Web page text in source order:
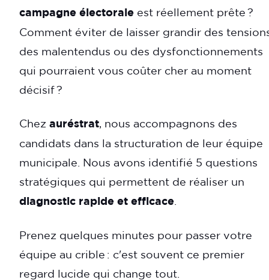
campagne électorale est réellement prête ?
Comment éviter de laisser grandir des
des malentendus ou des dysfonctionnements
qui pourraient vous coûter cher au moment
décisif ?
Chez auréstrat , nous accompagnons des
candidats dans la structuration de leur équipe
municipale. Nous avons identifié 5 questions
stratégiques qui permettent de réaliser un
diagnostic rapide et efficace
Prenez quelques minutes pour passer votre
équipe au crible : c'est souvent ce premier
regard lucide qui change tout.